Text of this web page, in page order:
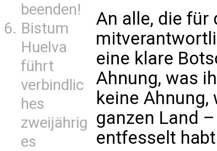
beenden!
Bistum
Huelva
führt
verbindlic
hes
zweijährig
es
An alle, die für
eine klare
Ahnung, was
keine
ganzen Land
entfesselt